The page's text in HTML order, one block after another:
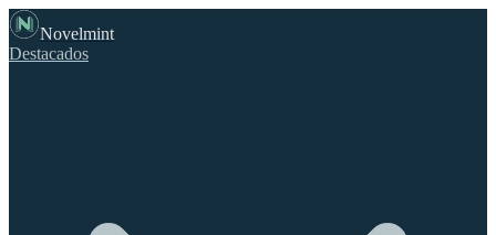
Novelmint
Destacados